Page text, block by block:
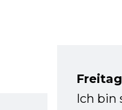
Ich bin